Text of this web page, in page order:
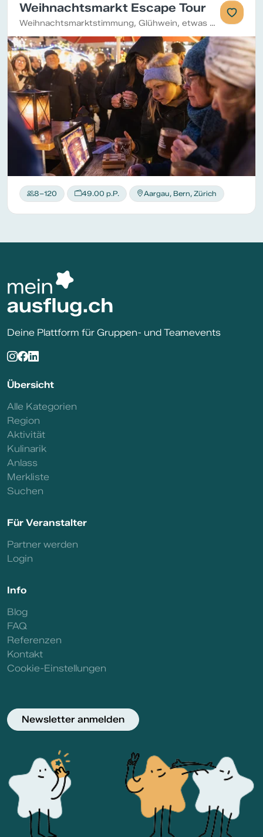
Weihnachtsmarkt Escape Tour
Weihnachtsmarktstimmung, Glühwein, etwas Bewegung und dazu einen spannenden Fall lösen!
8–120 49.00 p.P. Aargau, Bern, Zürich
Deine Plattform für Gruppen- und Teamevents
Übersicht
Alle Kategorien
Region
Aktivität
Kulinarik
Anlass
Merkliste
Suchen
Für Veranstalter
Partner werden
Login
Info
Blog
FAQ
Referenzen
Kontakt
Cookie-Einstellungen
Newsletter anmelden